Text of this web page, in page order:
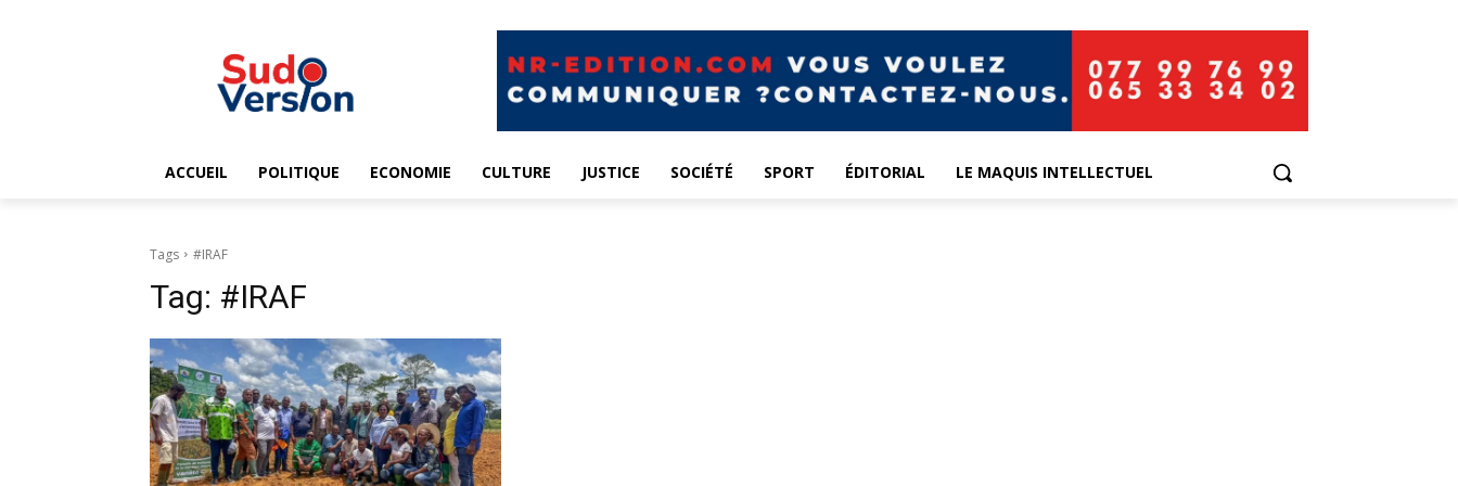
ACCUEIL POLITIQUE ECONOMIE CULTURE JUSTICE SOCIÉTÉ SPORT ÉDITORIAL LE MAQUIS INTELLECTUEL
Tags #IRAF
Tag: #IRAF